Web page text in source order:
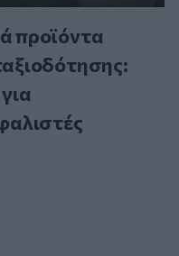
προϊόντα